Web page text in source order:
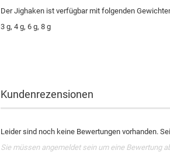
Der Jighaken ist verfügbar mit folgenden
3 g, 4 g, 6 g, 8 g
Kundenrezensionen
Leider sind noch keine Bewertungen vorhanden.
Sie müssen angemeldet sein um eine Bewertung